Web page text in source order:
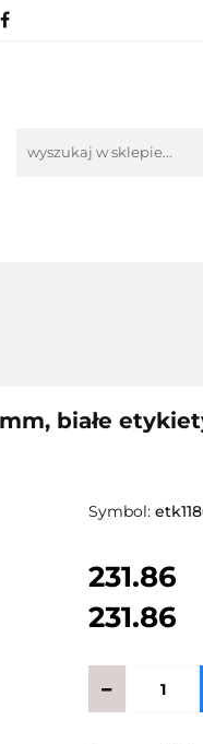
białe
Symbol:
231.86
231.86